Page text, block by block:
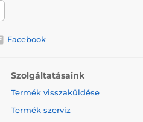
Facebook
Szolgáltatásaink
Termék visszaküldése
Termék szerviz